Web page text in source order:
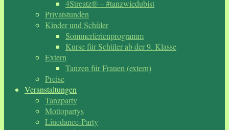
4Streatz® – #tanzwiedubist
Privatstunden
Kinder und Schüler
Sommerferienprogramm
Kurse für Schüler ab der 9. Klasse
Extern
Tanzen für Frauen (extern)
Preise
Veranstaltungen
Tanzparty
Mottopartys
Linedance-Party